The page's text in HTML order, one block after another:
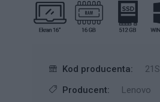
Kod producenta:
Producent:
Lenovo